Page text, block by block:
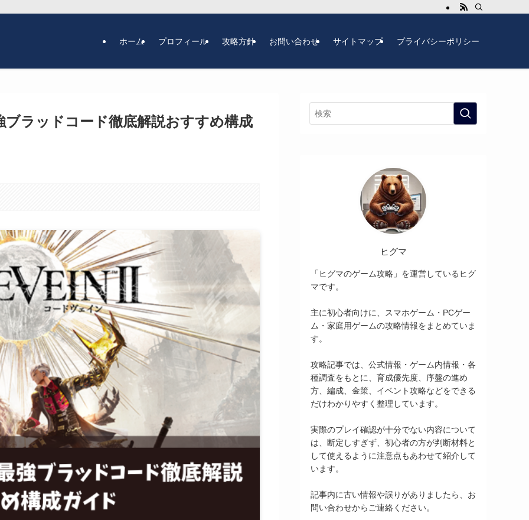
ホーム プロフィール 攻略方針 お問い合わせ サイトマップ プライバシーポリシー
ラッドコード徹底解説おすすめ構成
ヒグマ
「ヒグマのゲーム攻略」を運営しているヒグ
マです。
主に初心者向けに、スマホゲーム・PCゲー
ム・家庭用ゲームの攻略情報をまとめていま
す。
攻略記事では、公式情報・ゲーム内情報・各
種調査をもとに、育成優先度、序盤の進め
方、編成、金策、イベント攻略などをできる
だけわかりやすく整理しています。
実際のプレイ確認が十分でない内容について
は、断定しすぎず、初心者の方が判断材料と
して使えるように注意点もあわせて紹介して
います。
記事内に古い情報や誤りがありましたら、お
問い合わせからご連絡ください。